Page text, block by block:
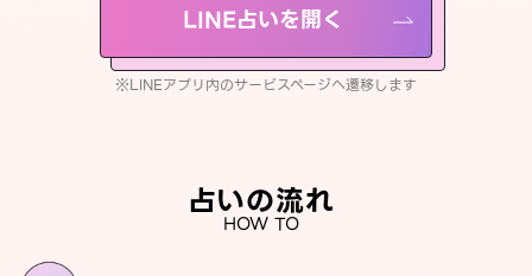
LINE占いを開く
※LINEアプリ内のサービスページへ遷移します
占いの流れ
HOW TO